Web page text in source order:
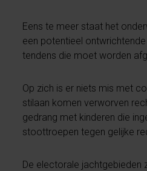
Eens te meer staat het
een potentieel
tendens die moet worden
Op zich is er niets mis met
stilaan komen verworven
gedrang met kinderen die
stoottroepen tegen gelijke
De electorale jachtgebieden